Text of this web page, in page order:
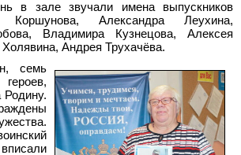
в зале звучали имена выпускников
Александра Леухина,
Владимира Кузнецова, Алексея
Андрея Трухачёва.
семь
Родину.